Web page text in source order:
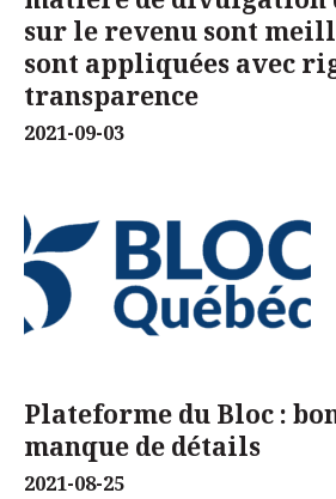
sur le revenu sont
sont appliquées avec
transparence
2021-09-03
Plateforme du Bloc :
manque de détails
2021-08-25